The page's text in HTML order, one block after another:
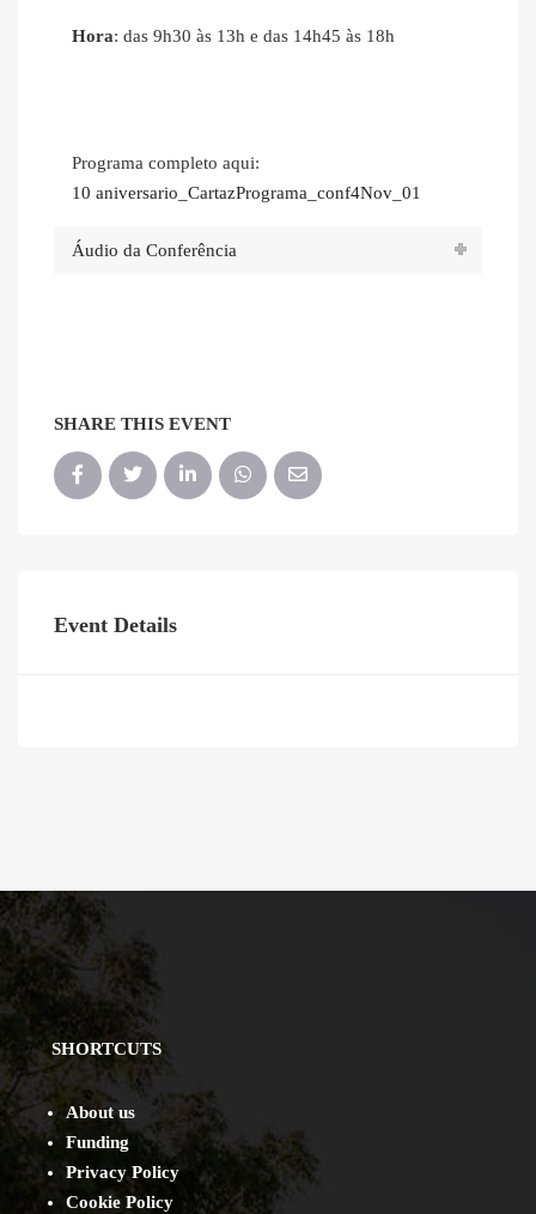
Hora: das 9h30 às 13h e das 14h45 às 18h
Programa completo aqui:
10 aniversario_CartazPrograma_conf4Nov_01
Áudio da Conferência
SHARE THIS EVENT
Event Details
SHORTCUTS
About us
Funding
Privacy Policy
Cookie Policy